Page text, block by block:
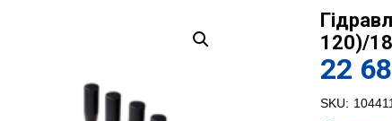
120)/
22
SKU: